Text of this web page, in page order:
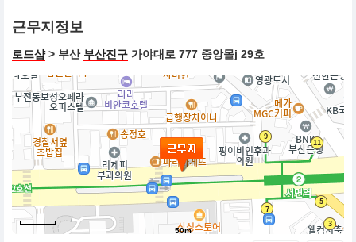
근무지정보
로드샵> 부산 부산진구 가야대로 777 중앙몰j 29호
50m